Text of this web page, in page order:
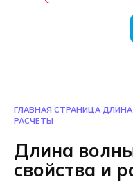
ГЛАВНАЯ СТРАНИЦА
РАСЧЕТЫ
Длина
свойства и